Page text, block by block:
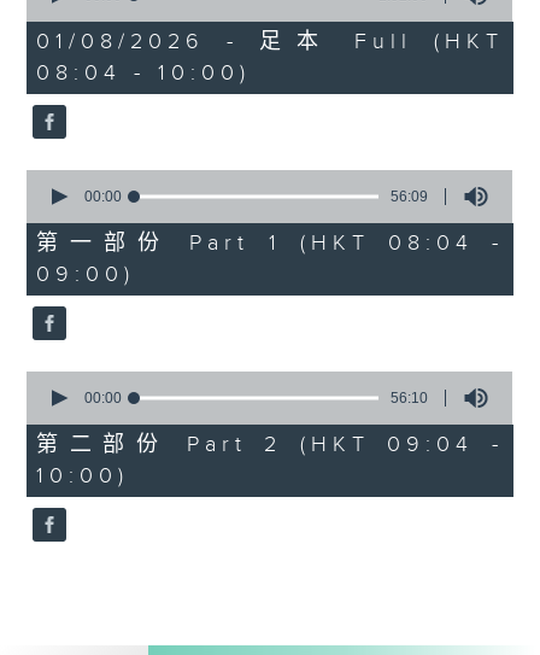
1
hour,
52
minutes,
0
seconds
01/08/2026 - 足本 Full (HKT
08:04 - 10:00)
seconds
56
minutes,
9
seconds
00:00 56:09
第一部份 Part 1 (HKT 08:04 -
09:00)
seconds
56
minutes,
10
seconds
00:00 56:10
第二部份 Part 2 (HKT 09:04 -
10:00)